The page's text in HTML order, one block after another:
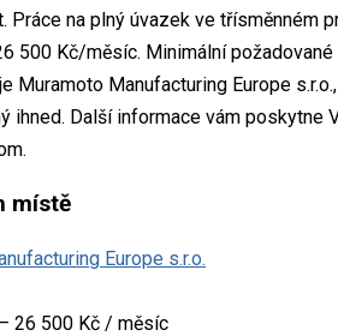
Práce na plný úvazek ve třísměnném
500 Kč/měsíc. Minimální
Muramoto Manufacturing Europe
ihned. Další informace vám poskytne
místě
Europe s.r.o.
26 500 Kč / měsíc